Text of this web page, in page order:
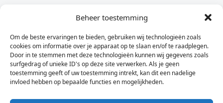
Beheer toestemming
Om de beste ervaringen te bieden, gebruiken wij technologieën zoals
cookies om informatie over je apparaat op te slaan en/of te raadplegen.
Door in te stemmen met deze technologieën kunnen wij gegevens zoals
surfgedrag of unieke ID's op deze site verwerken. Als je geen
toestemming geeft of uw toestemming intrekt, kan dit een nadelige
invloed hebben op bepaalde functies en mogelijkheden.
Dagelijks het laatste nieuws in je e-mail?
Vul
hier
je
e-
mailadres
in
Sign Up